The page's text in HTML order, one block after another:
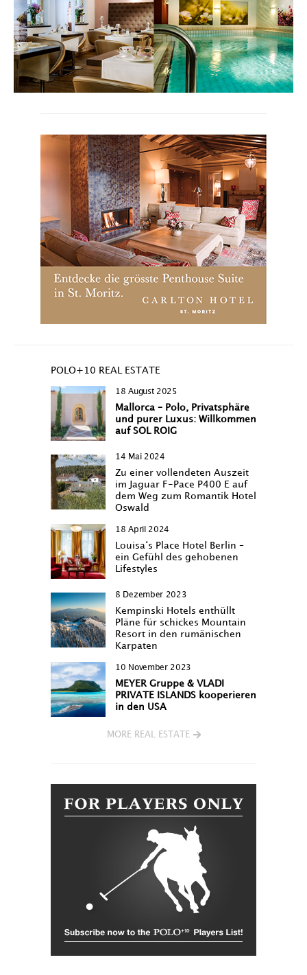
POLO+10 REAL ESTATE
18 August 2025
Mallorca – Polo, Privatsphäre
und purer Luxus: Willkommen
auf SOL ROIG
14 Mai 2024
Zu einer vollendeten Auszeit
im Jaguar F-Pace P400 E auf
dem Weg zum Romantik Hotel
Oswald
18 April 2024
Louisa‘s Place Hotel Berlin –
ein Gefühl des gehobenen
Lifestyles
8 Dezember 2023
Kempinski Hotels enthüllt
Pläne für schickes Mountain
Resort in den rumänischen
Karpaten
10 November 2023
MEYER Gruppe & VLADI
PRIVATE ISLANDS kooperieren
in den USA
MORE REAL ESTATE